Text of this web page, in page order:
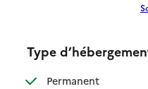
Type
Permanent: disponible